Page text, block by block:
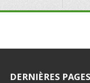
DERNIÈRES